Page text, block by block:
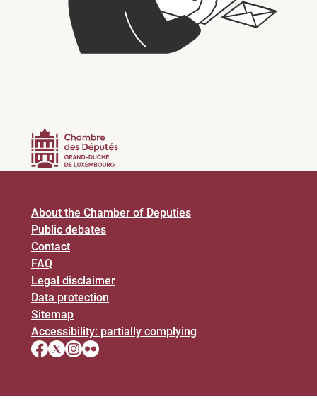
About the Chamber of Deputies
Public debates
Contact
FAQ
Legal disclaimer
Data protection
Sitemap
Accessibility: partially complying